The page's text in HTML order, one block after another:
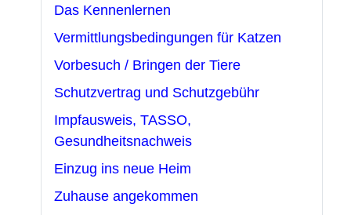
Das Kennenlernen
Vermittlungsbedingungen für Katzen
Vorbesuch / Bringen der Tiere
Schutzvertrag und Schutzgebühr
Impfausweis, TASSO,
Gesundheitsnachweis
Einzug ins neue Heim
Zuhause angekommen